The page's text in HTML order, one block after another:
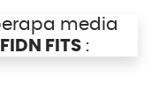
media
FITS :